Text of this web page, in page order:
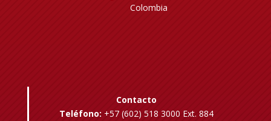
Colombia
Contacto
Teléfono: +57 (602) 518 3000 Ext. 884